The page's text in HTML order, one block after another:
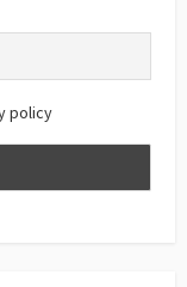
policy